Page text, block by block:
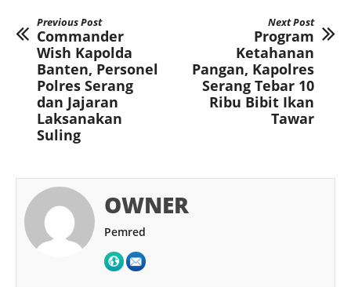
Previous Post
Commander
Wish Kapolda
Banten, Personel
Polres Serang
dan Jajaran
Laksanakan
Suling
Next Post
Program
Ketahanan
Pangan, Kapolres
Serang Tebar 10
Ribu Bibit Ikan
Tawar
OWNER
Pemred